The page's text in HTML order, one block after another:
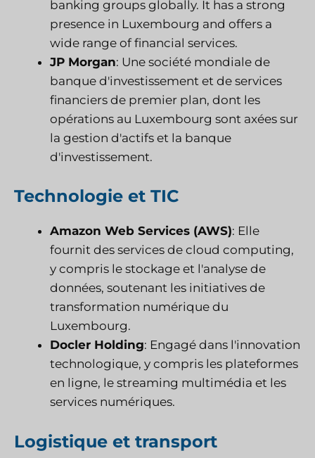
banking groups globally. It has a strong
presence in Luxembourg and offers a
wide range of financial services.
JP Morgan: Une société mondiale de
banque d'investissement et de services
financiers de premier plan, dont les
opérations au Luxembourg sont axées sur
la gestion d'actifs et la banque
d'investissement.
Technologie et TIC
Amazon Web Services (AWS): Elle
fournit des services de cloud computing,
y compris le stockage et l'analyse de
données, soutenant les initiatives de
transformation numérique du
Luxembourg.
Docler Holding: Engagé dans l'innovation
technologique, y compris les plateformes
en ligne, le streaming multimédia et les
services numériques.
Logistique et transport